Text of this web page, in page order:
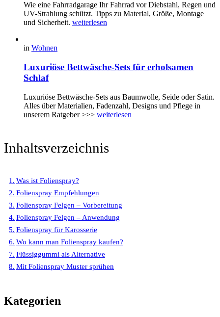
Wie eine Fahrradgarage Ihr Fahrrad vor Diebstahl, Regen und
UV-Strahlung schützt. Tipps zu Material, Größe, Montage
und Sicherheit. weiterlesen
in Wohnen
Luxuriöse Bettwäsche-Sets für erholsamen
Schlaf
Luxuriöse Bettwäsche-Sets aus Baumwolle, Seide oder Satin.
Alles über Materialien, Fadenzahl, Designs und Pflege in
unserem Ratgeber >>> weiterlesen
Inhaltsverzeichnis
Was ist Folienspray?
Folienspray Empfehlungen
Folienspray Felgen – Vorbereitung
Folienspray Felgen – Anwendung
Folienspray für Karosserie
Wo kann man Folienspray kaufen?
Flüssiggummi als Alternative
Mit Folienspray Muster sprühen
Kategorien